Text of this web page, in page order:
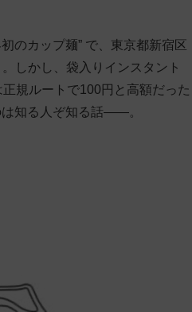
のカップ麺” で、東京都新宿区
しかし、袋入りインスタント
規ルートで100円と高額だった
は知る人ぞ知る話——。